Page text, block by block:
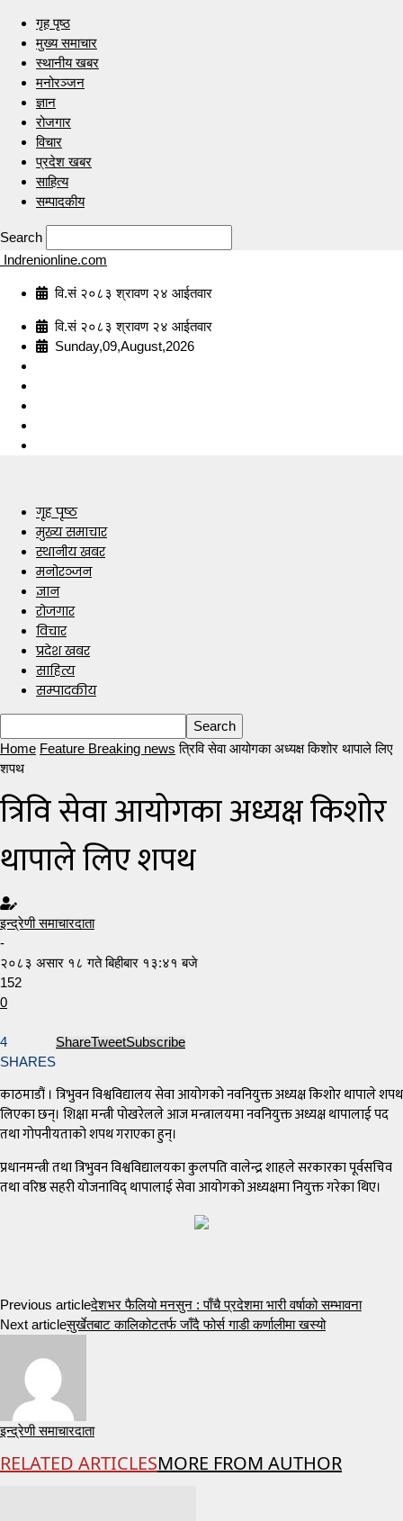
गृह पृष्ठ
मुख्य समाचार
स्थानीय खबर
मनोरञ्जन
ज्ञान
रोजगार
विचार
प्रदेश खबर
साहित्य
सम्पादकीय
Search
Indrenionline.com
वि.सं २०८३ श्रावण २४ आईतवार
वि.सं २०८३ श्रावण २४ आईतवार
Sunday,09,August,2026
गृह पृष्ठ
मुख्य समाचार
स्थानीय खबर
मनोरञ्जन
ज्ञान
रोजगार
विचार
प्रदेश खबर
साहित्य
सम्पादकीय
Home Feature Breaking news त्रिवि सेवा आयोगका अध्यक्ष किशोर थापाले लिए
शपथ
त्रिवि सेवा आयोगका अध्यक्ष किशोर
थापाले लिए शपथ
इन्द्रेणी समाचारदाता
-
२०८३ असार १८ गते बिहीबार १३:४१ बजे
152
0
4
SHARES
ShareTweetSubscribe
काठमाडौं । त्रिभुवन विश्वविद्यालय सेवा आयोगको नवनियुक्त अध्यक्ष किशोर थापाले शपथ
लिएका छन्। शिक्षा मन्त्री पोखरेलले आज मन्त्रालयमा नवनियुक्त अध्यक्ष थापालाई पद
तथा गोपनीयताको शपथ गराएका हुन्।
प्रधानमन्त्री तथा त्रिभुवन विश्वविद्यालयका कुलपति वालेन्द्र शाहले सरकारका पूर्वसचिव
तथा वरिष्ठ सहरी योजनाविद् थापालाई सेवा आयोगको अध्यक्षमा नियुक्त गरेका थिए।
Previous articleदेशभर फैलियो मनसुन : पाँचै प्रदेशमा भारी वर्षाको सम्भावना
Next articleसुर्खेतबाट कालिकोटतर्फ जाँदै फोर्स गाडी कर्णालीमा खस्यो
इन्द्रेणी समाचारदाता
RELATED ARTICLESMORE FROM AUTHOR